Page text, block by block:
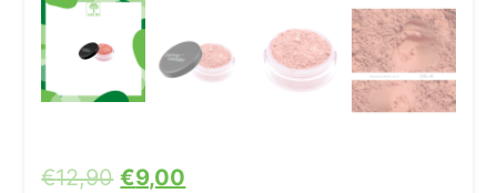
€12,90 €9,00